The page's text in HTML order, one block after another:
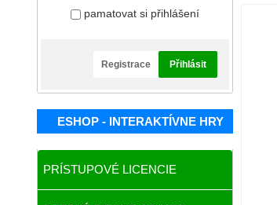
pamatovat si přihlášení
Registrace Přihlásit
ESHOP - INTERAKTÍVNE HRY
PRÍSTUPOVÉ LICENCIE